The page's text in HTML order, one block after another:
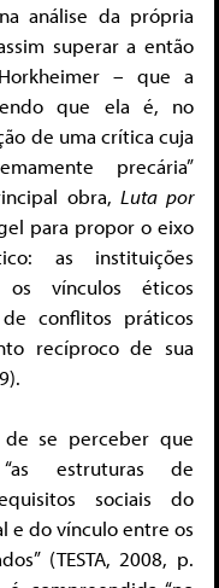
análise da própria
superar a então
– que a
que ela é, no
de uma crítica cuja
precária”
obra,Luta por
para propor o eixo
as instituições
vínculos éticos
conflitos práticos
recíproco de sua
se perceber que
estruturas de
sociais do
e do vínculo entre os
(TESTA, 2008, p.